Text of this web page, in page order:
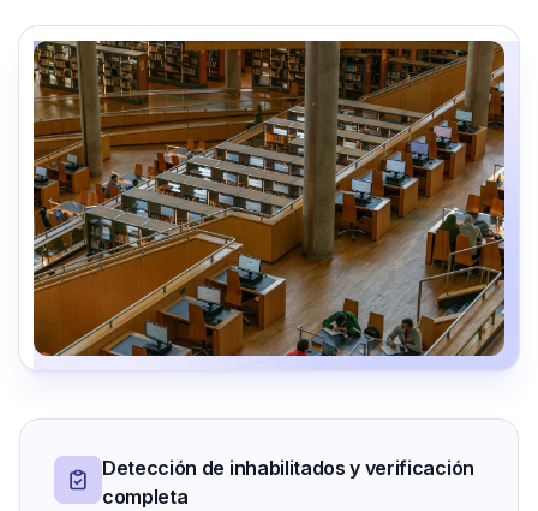
Detección de inhabilitados y verificación
completa